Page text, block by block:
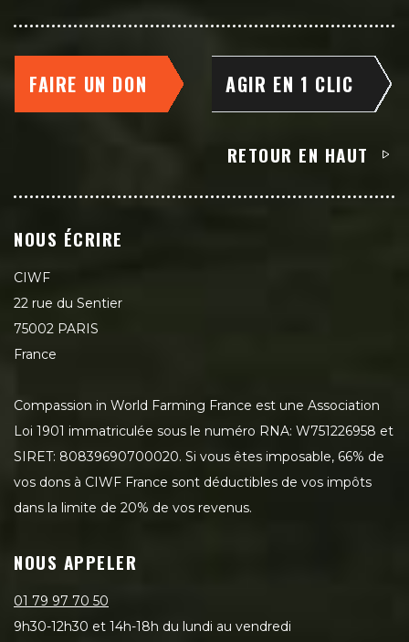
FAIRE UN DON AGIR EN 1 CLIC
RETOUR EN HAUT
NOUS ÉCRIRE
CIWF
22 rue du Sentier
75002 PARIS
France
Compassion in World Farming France est une Association
Loi 1901 immatriculée sous le numéro RNA: W751226958 et
SIRET: 80839690700020. Si vous êtes imposable, 66% de
vos dons à CIWF France sont déductibles de vos impôts
dans la limite de 20% de vos revenus.
NOUS APPELER
01 79 97 70 50
9h30-12h30 et 14h-18h du lundi au vendredi